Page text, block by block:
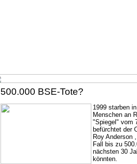
500.000 BSE-Tote?
1999 starben
Menschen an
"Spiegel" vom
befürchtet der
Roy Anderson
Fall bis zu
nächsten 30
könnten.